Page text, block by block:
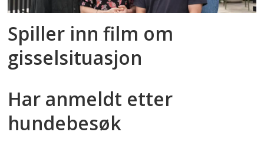
Spiller inn film om
gisselsituasjon
Har anmeldt etter
hundebesøk